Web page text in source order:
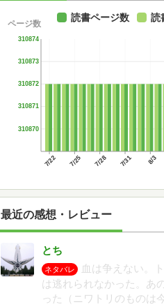
7/22 7/25 7/28 7/31 8/3
310870
310871
310872
310873
310874
ページ数
読書ページ数 読
最近の感想・レビュー
とち
ネタバレ
血は争えない。
は逃れられなかった。あ
った（ニワトリのものは